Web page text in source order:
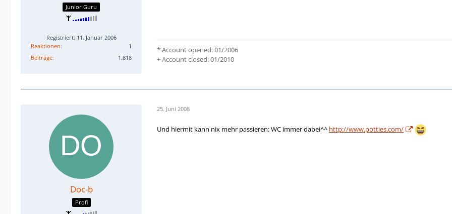
Junior Guru
Registriert: 11. Januar 2006
Reaktionen
1
Beiträge
1.818
* Account opened: 01/2006
+ Account closed: 01/2010
Doc-b
Profi
25. Juni 2008
Und hiermit kann nix mehr passieren: WC immer dabei^^ http://www.potties.com/